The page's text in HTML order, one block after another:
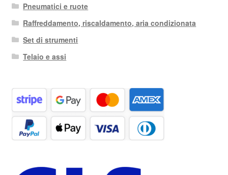
Pneumatici e ruote
Raffreddamento, riscaldamento, aria condizionata
Set di strumenti
Telaio e assi